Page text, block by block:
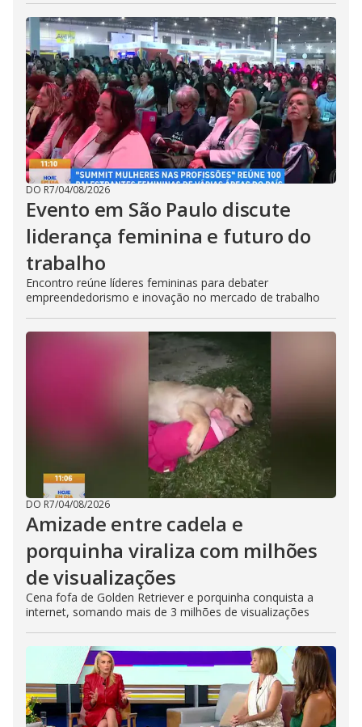
DO R7/04/08/2026
Evento em São Paulo discute
liderança feminina e futuro do
trabalho
Encontro reúne líderes femininas para debater
empreendedorismo e inovação no mercado de trabalho
DO R7/04/08/2026
Amizade entre cadela e
porquinha viraliza com milhões
de visualizações
Cena fofa de Golden Retriever e porquinha conquista a
internet, somando mais de 3 milhões de visualizações